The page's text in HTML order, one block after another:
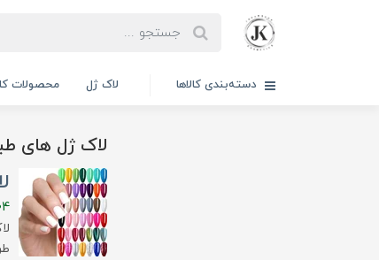
دسته‌بندی کالاها لاک ژل محصولات
لاک ژل های
لاک